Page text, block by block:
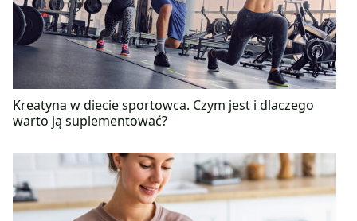
Kreatyna w diecie sportowca. Czym jest i dlaczego
warto ją suplementować?